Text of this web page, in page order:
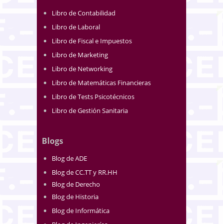
Libro de Contabilidad
Libro de Laboral
Libro de Fiscal e Impuestos
Libro de Marketing
Libro de Networking
Libro de Matemáticas Financieras
Libro de Tests Psicotécnicos
Libro de Gestión Sanitaria
Blogs
Blog de ADE
Blog de CC.TT y RR.HH
Blog de Derecho
Blog de Historia
Blog de Informática